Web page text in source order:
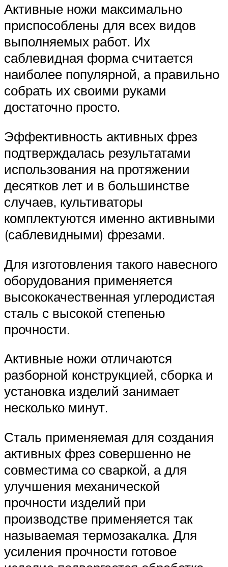
Активные ножи максимально
приспособлены для всех видов
выполняемых работ. Их
саблевидная форма считается
наиболее популярной, а правильно
собрать их своими руками
достаточно просто.
Эффективность активных фрез
подтверждалась результатами
использования на протяжении
десятков лет и в большинстве
случаев, культиваторы
комплектуются именно активными
(саблевидными) фрезами.
Для изготовления такого навесного
оборудования применяется
высококачественная углеродистая
сталь с высокой степенью
прочности.
Активные ножи отличаются
разборной конструкцией, сборка и
установка изделий занимает
несколько минут.
Сталь применяемая для создания
активных фрез совершенно не
совместима со сваркой, а для
улучшения механической
прочности изделий при
производстве применяется так
называемая термозакалка. Для
усиления прочности готовое